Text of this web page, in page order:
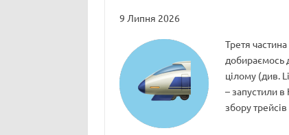
9 Липня 2026
Третя
добираємось
цілому (див.
– запустили
збору